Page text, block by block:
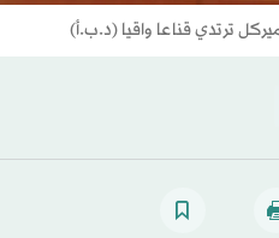
ميركل ترتدي قناعا واقيا (د.ب.أ)